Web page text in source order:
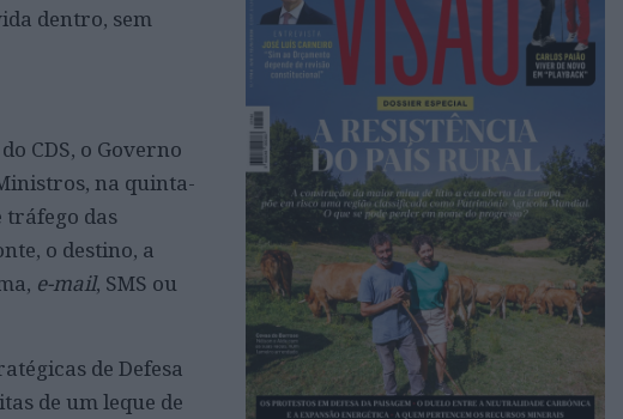
dentro, sem
CDS, o Governo
na quinta-
tráfego das
o destino, a
e-mail, SMS ou
de Defesa
de um leque de